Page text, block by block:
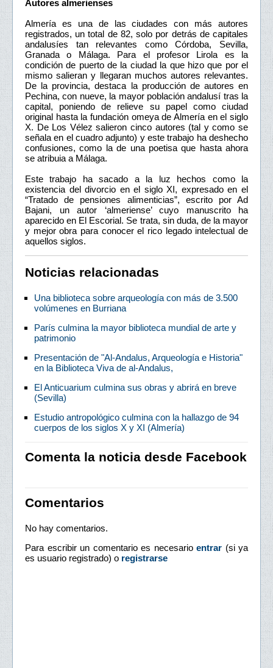
Autores almerienses
Almería es una de las ciudades con más autores
registrados, un total de 82, solo por detrás de capitales
andalusíes tan relevantes como Córdoba, Sevilla,
Granada o Málaga. Para el profesor Lirola es la
condición de puerto de la ciudad la que hizo que por el
mismo salieran y llegaran muchos autores relevantes.
De la provincia, destaca la producción de autores en
Pechina, con nueve, la mayor población andalusí tras la
capital, poniendo de relieve su papel como ciudad
original hasta la fundación omeya de Almería en el siglo
X. De Los Vélez salieron cinco autores (tal y como se
señala en el cuadro adjunto) y este trabajo ha deshecho
confusiones, como la de una poetisa que hasta ahora
se atribuia a Málaga.
Este trabajo ha sacado a la luz hechos como la
existencia del divorcio en el siglo XI, expresado en el
“Tratado de pensiones alimenticias”, escrito por Ad
Bajani, un autor ‘almeriense’ cuyo manuscrito ha
aparecido en El Escorial. Se trata, sin duda, de la mayor
y mejor obra para conocer el rico legado intelectual de
aquellos siglos.
Noticias relacionadas
Una biblioteca sobre arqueología con más de 3.500
volúmenes en Burriana
París culmina la mayor biblioteca mundial de arte y
patrimonio
Presentación de "Al-Andalus, Arqueología e Historia"
en la Biblioteca Viva de al-Andalus,
El Anticuarium culmina sus obras y abrirá en breve
(Sevilla)
Estudio antropológico culmina con la hallazgo de 94
cuerpos de los siglos X y XI (Almería)
Comenta la noticia desde Facebook
Comentarios
No hay comentarios.
Para escribir un comentario es necesario entrar (si ya
es usuario registrado) o registrarse